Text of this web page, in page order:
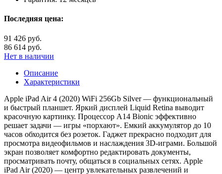
Последняя цена:
91 426 руб.
86 614 руб.
Нет в наличии
Описание
Характеристики
Apple iPad Air 4 (2020) WiFi 256Gb Silver — функциональный
и быстрый планшет. Яркий дисплей Liquid Retina выводит
красочную картинку. Процессор A14 Bionic эффективно
решает задачи — игры «порхают». Емкий аккумулятор до 10
часов обходится без розеток. Гаджет прекрасно подходит для
просмотра видеофильмов и наслаждения 3D-играми. Большой
экран позволяет комфортно редактировать документы,
просматривать почту, общаться в социальных сетях. Apple
iPad Air (2020) — центр увлекательных развлечений и